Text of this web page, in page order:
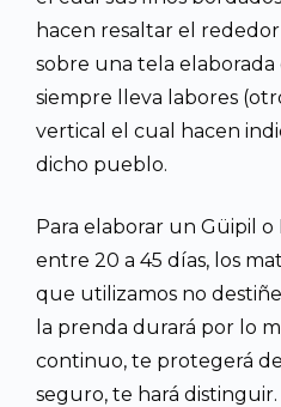
hacen resaltar el
sobre una tela
siempre lleva labores
vertical el cual hacen
dicho pueblo.
Para elaborar un Güipil
entre 20 a 45 días, los
que utilizamos no
la prenda durará por lo
continuo, te protegerá
seguro, te hará distinguir.